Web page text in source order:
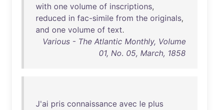
with one volume of inscriptions,
reduced in fac-simile from the originals,
and one volume of text.
Various - The Atlantic Monthly, Volume
01, No. 05, March, 1858
J'ai pris connaissance avec le plus